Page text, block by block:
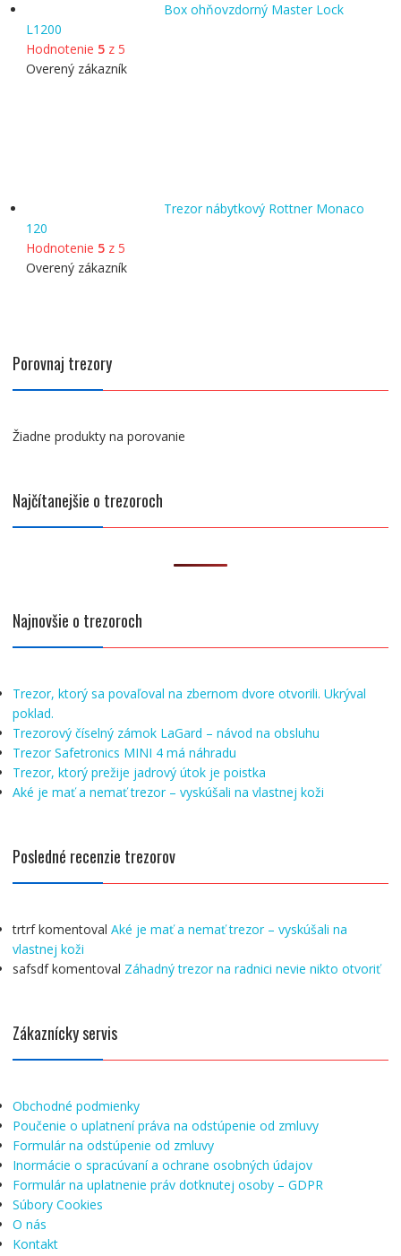
Box ohňovzdorný Master Lock
L1200
Hodnotenie 5z 5
Overený zákazník
Trezor nábytkový Rottner Monaco
120
Hodnotenie 5z 5
Overený zákazník
Porovnaj trezory
Žiadne produkty na porovanie
Najčítanejšie o trezoroch
Najnovšie o trezoroch
Trezor, ktorý sa povaľoval na zbernom dvore otvorili. Ukrýval
poklad.
Trezorový číselný zámok LaGard – návod na obsluhu
Trezor Safetronics MINI 4 má náhradu
Trezor, ktorý prežije jadrový útok je poistka
Aké je mať a nemať trezor – vyskúšali na vlastnej koži
Posledné recenzie trezorov
trtrfkomentoval Aké je mať a nemať trezor – vyskúšali na
vlastnej koži
safsdfkomentoval Záhadný trezor na radnici nevie nikto otvoriť
Zákaznícky servis
Obchodné podmienky
Poučenie o uplatnení práva na odstúpenie od zmluvy
Formulár na odstúpenie od zmluvy
Inormácie o spracúvaní a ochrane osobných údajov
Formulár na uplatnenie práv dotknutej osoby – GDPR
Súbory Cookies
O nás
Kontakt